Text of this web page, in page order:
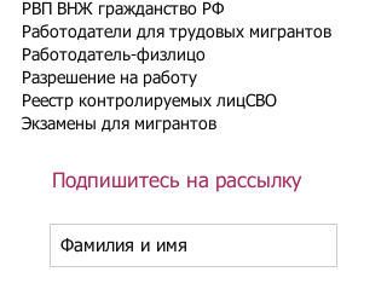
РВП ВНЖ гражданство РФ
Работодатели для трудовых мигрантов
Работодатель-физлицо
Разрешение на работу
Реестр контролируемых лицСВО
Экзамены для мигрантов
Подпишитесь на рассылку